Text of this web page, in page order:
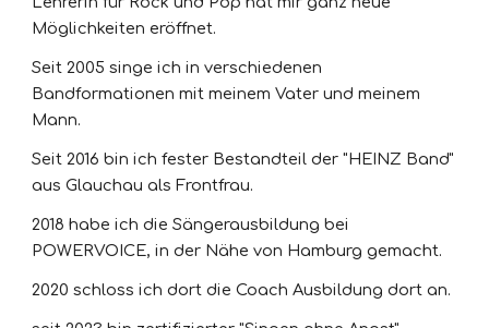
Möglichkeiten eröffnet.
Seit 2005 singe ich in verschiedenen
Bandformationen mit meinem Vater und meinem
Mann.
Seit 2016 bin ich fester Bestandteil der "HEINZ Band"
aus Glauchau als Frontfrau.
2018 habe ich die Sängerausbildung bei
POWERVOICE, in der Nähe von Hamburg gemacht.
2020 schloss ich dort die Coach Ausbildung dort an.